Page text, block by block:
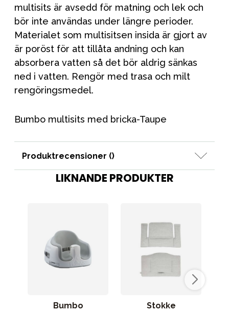
multisits är avsedd för matning och lek och
bör inte användas under längre perioder.
Materialet som multisitsen insida är gjort av
är poröst för att tillåta andning och kan
absorbera vatten så det bör aldrig sänkas
ned i vatten. Rengör med trasa och milt
rengöringsmedel.
Bumbo multisits med bricka-Taupe
Produktrecensioner ()
LIKNANDE PRODUKTER
Bumbo
Stokke